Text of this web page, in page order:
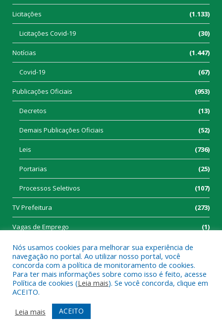
Licitações (1.133)
Licitações Covid-19 (30)
Notícias (1.447)
Covid-19 (67)
Publicações Oficiais (953)
Decretos (13)
Demais Publicações Oficiais (52)
Leis (736)
Portarias (25)
Processos Seletivos (107)
TV Prefeitura (273)
Vagas de Emprego (1)
Todos os direitos reservados a Prefeitura Municipal de Tucumã.
Mapa do Site
Acessar Área Administrativa
Nós usamos cookies para melhorar sua experiência de
navegação no portal. Ao utilizar nosso portal, você
concorda com a política de monitoramento de cookies.
Para ter mais informações sobre como isso é feito, acesse
Política de cookies (Leia mais). Se você concorda, clique em
ACEITO.
Leia mais
ACEITO